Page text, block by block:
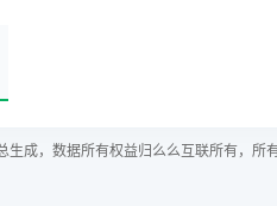
成，数据所有权益归么么互联所有，所